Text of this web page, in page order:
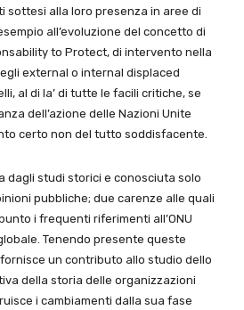
sottesi alla loro presenza in aree di
all’evoluzione del concetto di
to Protect, di intervento nella
external o internal displaced
al di la’ di tutte le facili critiche, se
dell’azione delle Nazioni Unite
certo non del tutto soddisfacente.
dagli studi storici e conosciuta solo
pubbliche; due carenze alle quali
i frequenti riferimenti all’ONU
Tenendo presente queste
un contributo allo studio dello
della storia delle organizzazioni
i cambiamenti dalla sua fase